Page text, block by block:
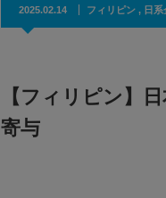
2025.02.14 フィリピン , 日系
【フィリピン】
寄与